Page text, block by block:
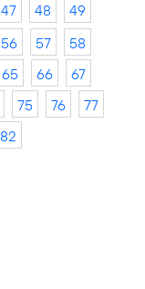
47 48
49
56 57
58
65 66
67
75 76
77
82